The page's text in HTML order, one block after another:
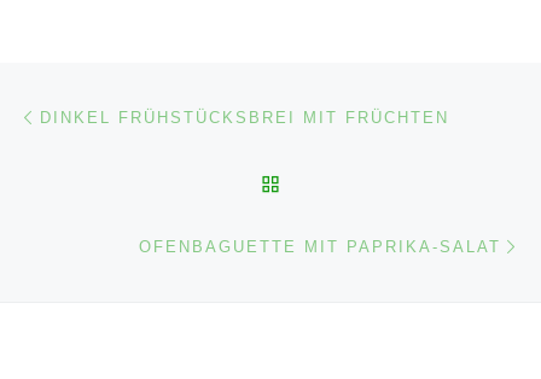
Beitragsnavigation
DINKEL FRÜHSTÜCKSBREI MIT FRÜCHTEN
OFENBAGUETTE MIT PAPRIKA-SALAT